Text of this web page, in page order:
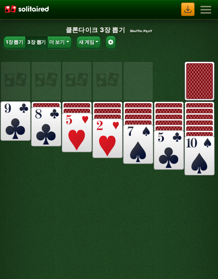
클론다이크 3장 뽑기 Shuffle:PquY
1장 뽑기 3장 뽑기 더 보기 새 게임